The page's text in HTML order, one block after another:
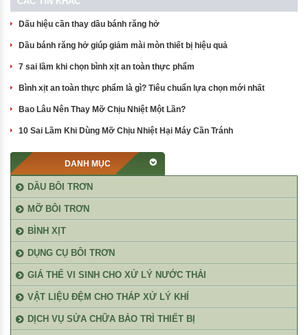
Dấu hiệu cần thay dầu bánh răng hở
Dầu bánh răng hở giúp giảm mài mòn thiết bị hiệu quả
7 sai lầm khi chọn bình xịt an toàn thực phẩm
Bình xịt an toàn thực phẩm là gì? Tiêu chuẩn lựa chọn mới nhất
Bao Lâu Nên Thay Mỡ Chịu Nhiệt Một Lần?
10 Sai Lầm Khi Dùng Mỡ Chịu Nhiệt Hại Máy Cần Tránh
DANH MỤC
DẦU BÔI TRƠN
MỠ BÔI TRƠN
BÌNH XỊT
DỤNG CỤ BÔI TRƠN
GIÁ THỂ VI SINH CHO XỬ LÝ NƯỚC THẢI
VẬT LIỆU ĐỆM CHO THÁP XỬ LÝ KHÍ
DỊCH VỤ SỬA CHỮA BẢO TRÌ THIẾT BỊ